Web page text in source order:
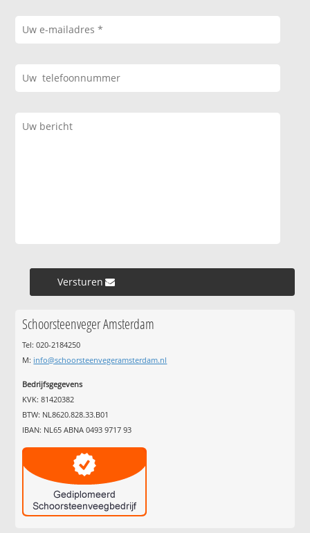
Versturen »
Schoorsteenveger Amsterdam
Tel: 020-2184250
M: info@schoorsteenvegeramsterdam.nl
Bedrijfsgegevens
KVK: 81420382
BTW: NL8620.828.33.B01
IBAN: NL65 ABNA 0493 9717 93